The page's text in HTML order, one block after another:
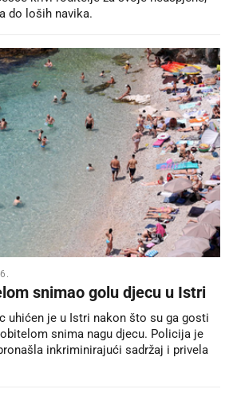
do loših navika.
snimao golu djecu u Istri
uhićen je u Istri nakon što su ga gosti
snima nagu djecu. Policija je
inkriminirajući sadržaj i privela